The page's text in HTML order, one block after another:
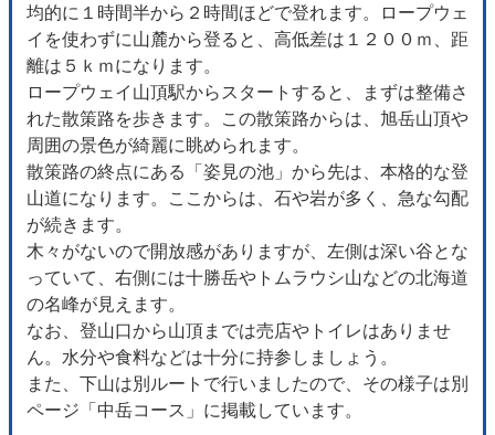
均的に１時間半から２時間ほどで登れます。ロープウェ
イを使わずに山麓から登ると、高低差は１２００ｍ、距
離は５ｋｍになります。
ロープウェイ山頂駅からスタートすると、まずは整備さ
れた散策路を歩きます。この散策路からは、旭岳山頂や
周囲の景色が綺麗に眺められます。
散策路の終点にある「姿見の池」から先は、本格的な登
山道になります。ここからは、石や岩が多く、急な勾配
が続きます。
木々がないので開放感がありますが、左側は深い谷とな
っていて、右側には十勝岳やトムラウシ山などの北海道
の名峰が見えます。
なお、登山口から山頂までは売店やトイレはありませ
ん。水分や食料などは十分に持参しましょう。
また、下山は別ルートで行いましたので、その様子は別
ページ「中岳コース」に掲載しています。